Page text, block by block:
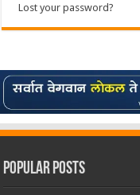
Lost your password?
Popular Posts